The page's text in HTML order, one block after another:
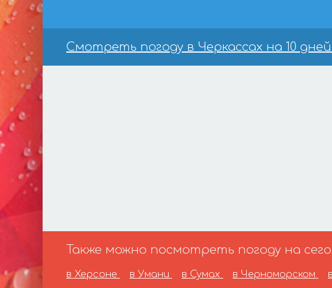
Смотреть погоду в Черкассах на 10
Также можно посмотреть погоду на
в Херсоне в Умани в Сумах в Черноморском